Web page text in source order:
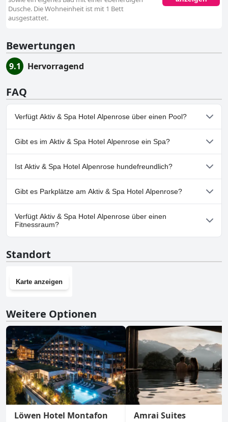
Dusche. Die Wohneinheit ist mit 1 Bett
ausgestattet.
Bewertungen
9.1 Hervorragend
FAQ
Verfügt Aktiv & Spa Hotel Alpenrose über einen Pool?
Ja, Aktiv & Spa Hotel Alpenrose hat Pools, die zu einer oder
mehreren der folgenden Kategorien gehören: Hallenbad,
Außenpool.
Gibt es im Aktiv & Spa Hotel Alpenrose ein Spa?
Ja, es gibt ein Spa im Aktiv & Spa Hotel Alpenrose.
Ist Aktiv & Spa Hotel Alpenrose hundefreundlich?
Ja, Aktiv & Spa Hotel Alpenrose heißt Hunde willkommen.
Gibt es Parkplätze am Aktiv & Spa Hotel Alpenrose?
Ja, Parkmöglichkeiten sind im Aktiv & Spa Hotel Alpenrose
vorhanden.
Verfügt Aktiv & Spa Hotel Alpenrose über einen
Fitnessraum?
Standort
Karte anzeigen
Weitere Optionen
Löwen Hotel Montafon Amrai Suites